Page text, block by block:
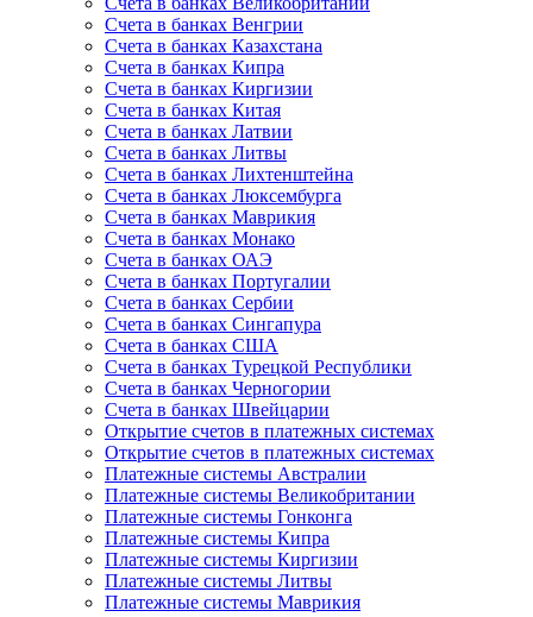
Счета в банках Венгрии
Счета в банках Казахстана
Счета в банках Кипра
Счета в банках Киргизии
Счета в банках Китая
Счета в банках Латвии
Счета в банках Литвы
Счета в банках Лихтенштейна
Счета в банках Люксембурга
Счета в банках Маврикия
Счета в банках Монако
Счета в банках ОАЭ
Счета в банках Португалии
Счета в банках Сербии
Счета в банках Сингапура
Счета в банках США
Счета в банках Турецкой Республики
Счета в банках Черногории
Счета в банках Швейцарии
Открытие счетов в платежных системах
Открытие счетов в платежных системах
Платежные системы Австралии
Платежные системы Великобритании
Платежные системы Гонконга
Платежные системы Кипра
Платежные системы Киргизии
Платежные системы Литвы
Платежные системы Маврикия